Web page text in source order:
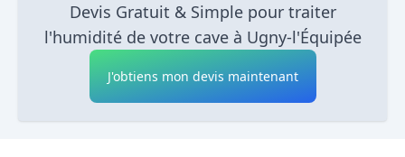
Devis Gratuit & Simple pour traiter
l'humidité de votre cave à Ugny-l'Équipée
J'obtiens mon devis maintenant